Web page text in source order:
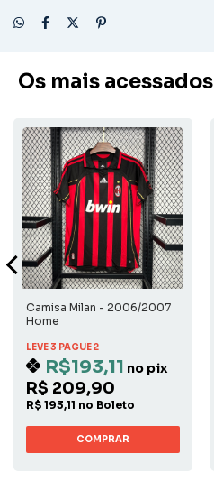
Os mais acessados
Camisa Milan - 2006/2007
Home
LEVE 3 PAGUE 2
R$193,11 no pix
R$ 209,90
R$ 193,11 no Boleto
COMPRAR